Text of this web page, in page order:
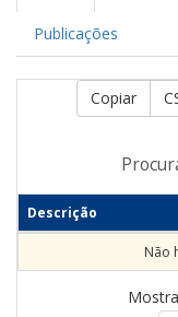
Publicações
Copiar
Descrição
Não